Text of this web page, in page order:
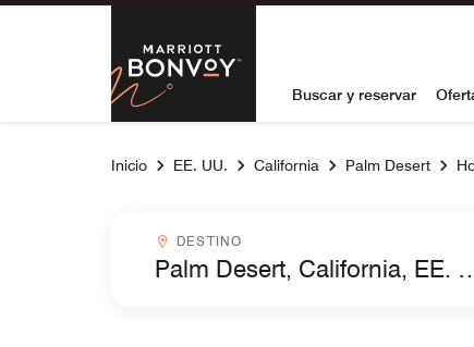
Skip to Content
MarriottBuscar y reservar
Inicio EE. UU. California Palm Desert
Destinocombobox
DESTINO